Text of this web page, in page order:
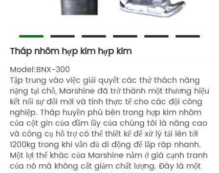
Tháp nhôm hợp kim hợp kim
Model:BNX-300
Tập trung vào việc giải quyết các thử thách nâng
nặng tại chỗ, Marshine đã trở thành một thương hiệu
kết nối sự đổi mới và tính thực tế cho các đội công
nghiệp. Tháp huyền phù bên trong hợp kim nhôm
của cột gin của đầm lầy của chúng tôi là nâng cao
và công cụ hỗ trợ có thể thiết kế để xử lý tải lên tới
1200kg trong khi vẫn đủ di động để lắp ráp nhanh.
Một lợi thế khác của Marshine nằm ở giá cạnh tranh
của nó mà không cắt giảm chất lượng. Đây là một